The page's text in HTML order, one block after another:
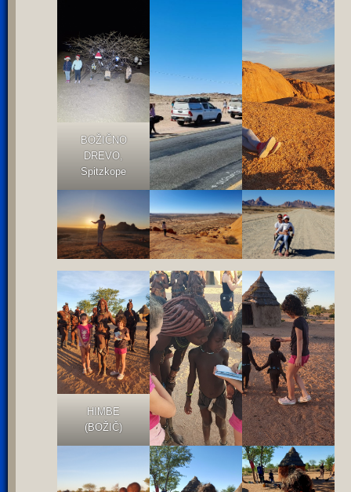
BOŽIČNO
DREVO,
Spitzkope
HIMBE
(BOŽIČ)